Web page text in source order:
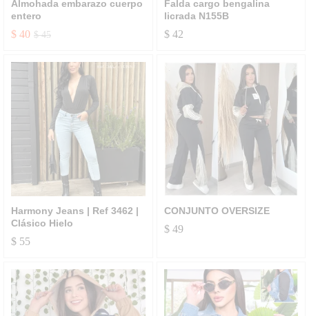
Almohada embarazo cuerpo
entero
$ 40 $45
Falda cargo bengalina
licrada N155B
$42
Harmony Jeans | Ref 3462 |
Clásico Hielo
$ 55
CONJUNTO OVERSIZE
$49